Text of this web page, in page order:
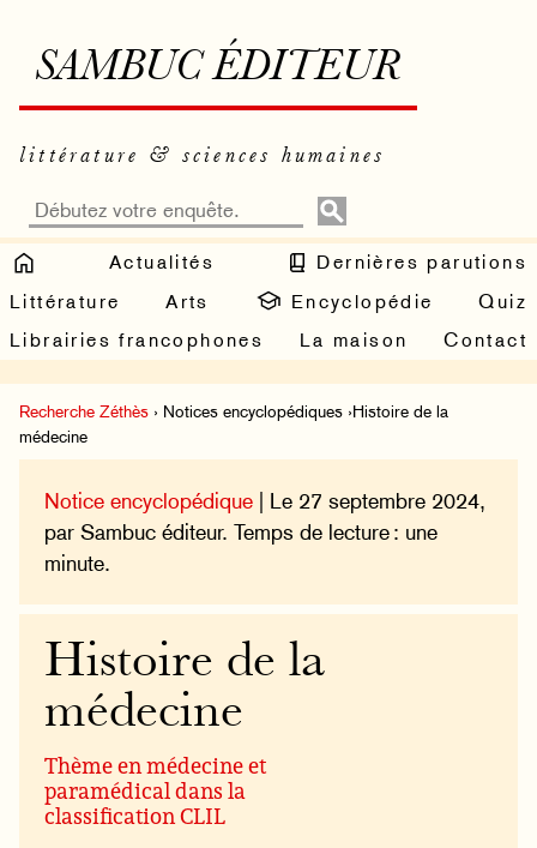
SAMBUC ÉDITEUR
littérature & sciences humaines
Actualités
Dernières parutions
Littérature
Arts Encyclopédie
Quiz
Librairies francophones
La maison Contact
Recherche Zéthès › Notices encyclopédiques ›Histoire de la
médecine
Notice encyclopédique | Le 27 septembre 2024,
par Sambuc éditeur. Temps de lecture : une
minute.
Histoire de la
médecine
Thème en médecine et
paramédical dans la
classification CLIL